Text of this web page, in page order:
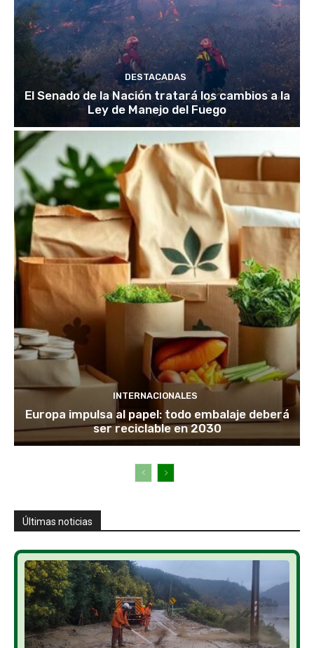
DESTACADAS
El Senado de la Nación tratará los cambios a la
Ley de Manejo del Fuego
INTERNACIONALES
Europa impulsa al papel: todo embalaje deberá
ser reciclable en 2030
Últimas noticias